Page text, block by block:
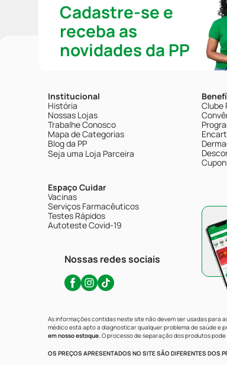
Cadastre-se e
receba as
novidades da PP
Institucional
História
Nossas Lojas
Trabalhe Conosco
Mapa de Categorias
Blog da PP
Seja uma Loja Parceira
Espaço Cuidar
Vacinas
Serviços Farmacêuticos
Testes Rápidos
Autoteste Covid-19
Nossas redes sociais
Clube
As informações contidas neste site não devem ser usadas para
médico está apto a diagnosticar qualquer problema de saúde e
em nosso estoque.O processo de separação dos produtos
OS PREÇOS APRESENTADOS NO SITE SÃO DIFERENTES DOS